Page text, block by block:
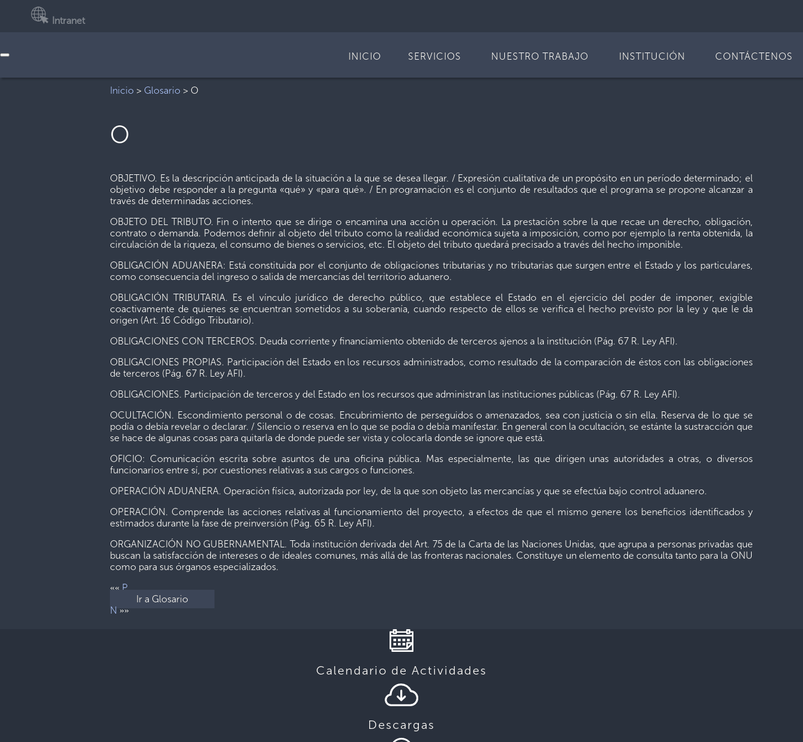
Intranet
INICIO SERVICIOS NUESTRO TRABAJO INSTITUCIÓN CONTÁCTENOS
Inicio > Glosario > O
O
OBJETIVO. Es la descripción anticipada de la situación a la que se desea llegar. / Expresión cualitativa de un propósito en un período determinado; el
objetivo debe responder a la pregunta «qué» y «para qué». / En programación es el conjunto de resultados que el programa se propone alcanzar a
través de determinadas acciones.
OBJETO DEL TRIBUTO. Fin o intento que se dirige o encamina una acción u operación. La prestación sobre la que recae un derecho, obligación,
contrato o demanda. Podemos definir al objeto del tributo como la realidad económica sujeta a imposición, como por ejemplo la renta obtenida, la
circulación de la riqueza, el consumo de bienes o servicios, etc. El objeto del tributo quedará precisado a través del hecho imponible.
OBLIGACIÓN ADUANERA: Está constituida por el conjunto de obligaciones tributarias y no tributarias que surgen entre el Estado y los particulares,
como consecuencia del ingreso o salida de mercancías del territorio aduanero.
OBLIGACIÓN TRIBUTARlA. Es el vínculo jurídico de derecho público, que establece el Estado en el ejercicio del poder de imponer, exigible
coactivamente de quienes se encuentran sometidos a su soberanía, cuando respecto de ellos se verifica el hecho previsto por la ley y que le da
origen (Art. 16 Código Tributario).
OBLIGACIONES CON TERCEROS. Deuda corriente y financiamiento obtenido de terceros ajenos a la institución (Pág. 67 R. Ley AFI).
OBLIGACIONES PROPIAS. Participación del Estado en los recursos administrados, como resultado de la comparación de éstos con las obligaciones
de terceros (Pág. 67 R. Ley AFI).
OBLIGACIONES. Participación de terceros y del Estado en los recursos que administran las instituciones públicas (Pág. 67 R. Ley AFI).
OCULTACIÓN. Escondimiento personal o de cosas. Encubrimiento de perseguidos o amenazados, sea con justicia o sin ella. Reserva de lo que se
podía o debía revelar o declarar. / Silencio o reserva en lo que se podía o debía manifestar. En general con la ocultación, se estánte la sustracción que
se hace de algunas cosas para quitarla de donde puede ser vista y colocarla donde se ignore que está.
OFICIO: Comunicación escrita sobre asuntos de una oficina pública. Mas especialmente, las que dirigen unas autoridades a otras, o diversos
funcionarios entre sí, por cuestiones relativas a sus cargos o funciones.
OPERACIÓN ADUANERA. Operación física, autorizada por ley, de la que son objeto las mercancías y que se efectúa bajo control aduanero.
OPERACIÓN. Comprende las acciones relativas al funcionamiento del proyecto, a efectos de que el mismo genere los beneficios identificados y
estimados durante la fase de preinversión (Pág. 65 R. Ley AFI).
ORGANIZACIÓN NO GUBERNAMENTAL. Toda institución derivada del Art. 75 de la Carta de las Naciones Unidas, que agrupa a personas privadas que
buscan la satisfacción de intereses o de ideales comunes, más allá de las fronteras nacionales. Constituye un elemento de consulta tanto para la ONU
como para sus órganos especializados.
«« P
Ir a Glosario
N »»
Calendario de Actividades
Descargas